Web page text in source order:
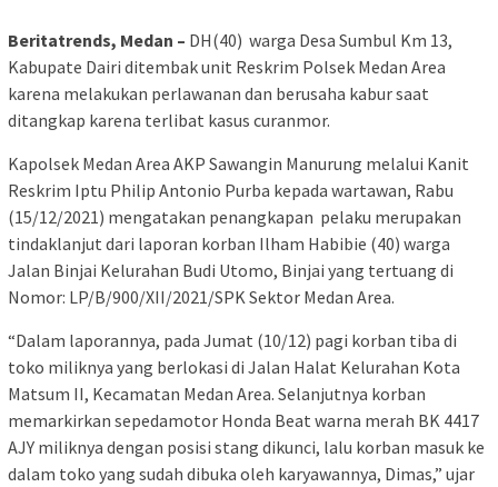
Beritatrends, Medan – DH(40) warga Desa Sumbul Km 13,
Kabupate Dairi ditembak unit Reskrim Polsek Medan Area
karena melakukan perlawanan dan berusaha kabur saat
ditangkap karena terlibat kasus curanmor.
Kapolsek Medan Area AKP Sawangin Manurung melalui Kanit
Reskrim Iptu Philip Antonio Purba kepada wartawan, Rabu
(15/12/2021) mengatakan penangkapan pelaku merupakan
tindaklanjut dari laporan korban Ilham Habibie (40) warga
Jalan Binjai Kelurahan Budi Utomo, Binjai yang tertuang di
Nomor: LP/B/900/XII/2021/SPK Sektor Medan Area.
“Dalam laporannya, pada Jumat (10/12) pagi korban tiba di
toko miliknya yang berlokasi di Jalan Halat Kelurahan Kota
Matsum II, Kecamatan Medan Area. Selanjutnya korban
memarkirkan sepedamotor Honda Beat warna merah BK 4417
AJY miliknya dengan posisi stang dikunci, lalu korban masuk ke
dalam toko yang sudah dibuka oleh karyawannya, Dimas,” ujar